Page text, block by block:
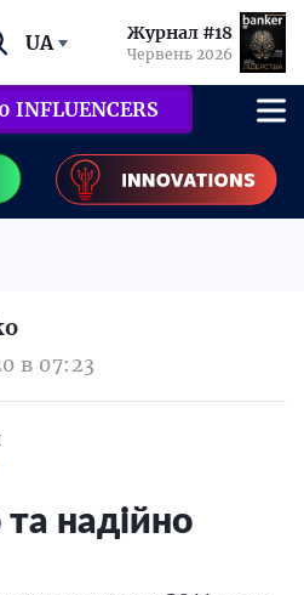
UA Журнал #18
Червень 2026
INFLUENCERS
в 07:23
надійно